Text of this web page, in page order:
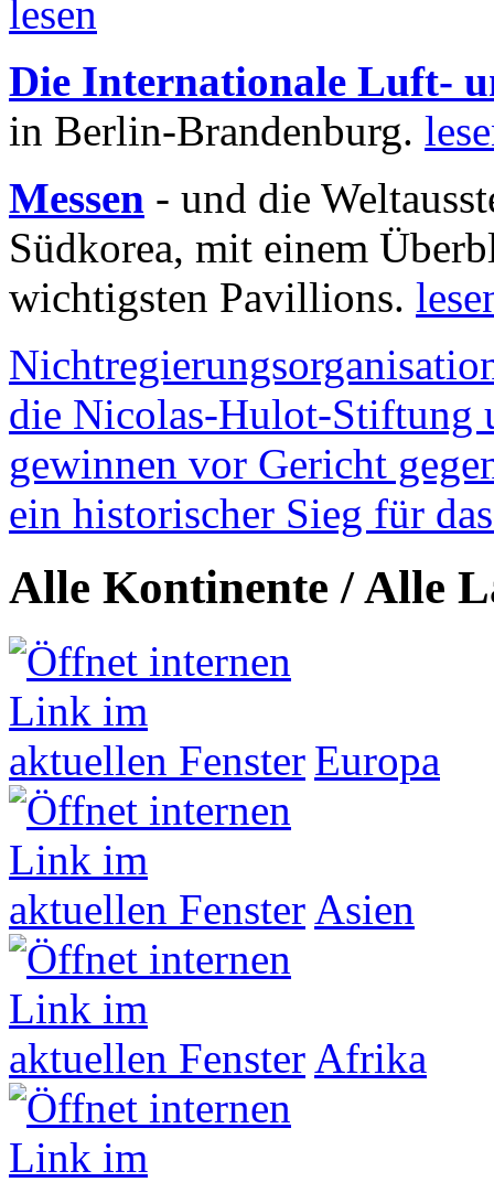
lesen
Die Internationale Luft-
in Berlin-Brandenburg.
Messen - und die
Südkorea, mit einem
wichtigsten Pavillions.
die Nicolas-Hulot-Stiftung
gewinnen vor Gericht
ein historischer Sieg für
Alle Kontinente / Alle
Europa
Asien
Afrika